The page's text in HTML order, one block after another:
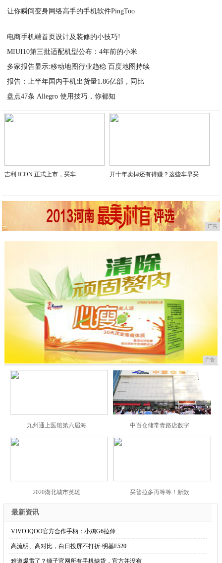
让你瞬间变身网络高手的手机软件PingToo
电商手机端首页设计及装修的小技巧!
MIUI10第三批适配机型公布：4年前的小米
多家报告显示:移动地图行业趋稳 百度地图持续
报告：上半年国内手机出货量1.86亿部，同比
盘点47条 Allegro 使用技巧，你都知
2021-02-23
吉利 ICON 正式上市，买车 开十年卖掉还有得赚？这些车早买
广告
广告
九州通上医馆第六届海 中百仓储常青路店数字
2020湖北城市英雄 买普拉多再等等！新款
最新资讯
·VIVO iQOO官方合作手柄：小鸡G6拉伸
·高流明、高对比，白日投屏不打折-明基E520
·难道爆雷了？锤子官网所有手机缺货，官方并没有